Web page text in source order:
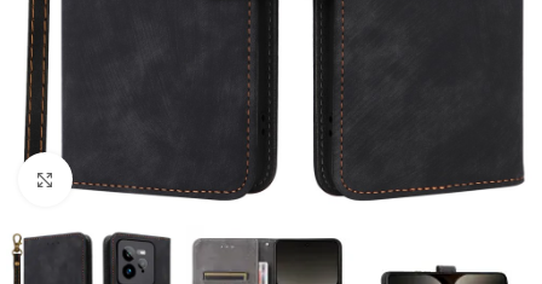
Click to enlarge